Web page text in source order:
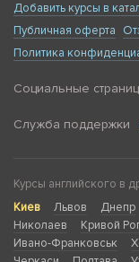
Добавить курсы в
Публичная оферта
Политика
Социальные
Служба поддержки
Курсы английского в
Киев
Львов Днепр
Николаев
Кривой
Ивано-Франковськ